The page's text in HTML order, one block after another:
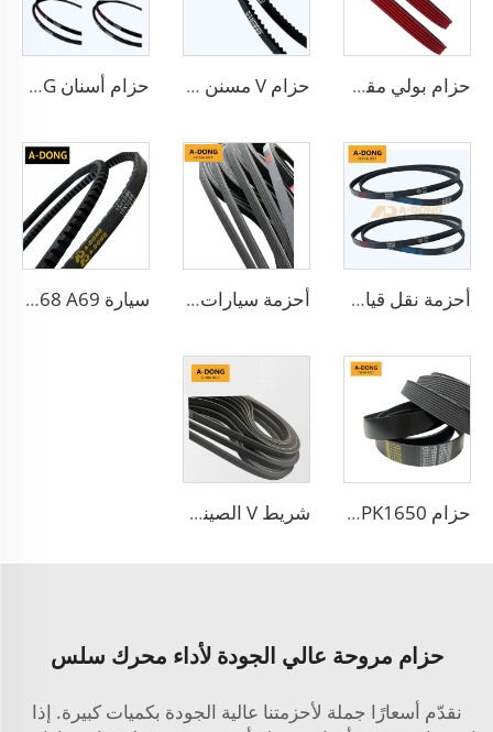
حزام بولي مقولب/5PK1173 من مادة EPDM، مناسب لمحركات السباق، عالي الجودة حزام V مسنن مطاطي للسيارات حزام أسنان A-DONG أحزمة نقل عالية الأداء
أحزمة نقل قياسية مزودة بأسنان 6PK1140 للسيارات أحزمة سيارات من مادة EPDM 8PK2895، سيور مطاطية، سيور مراوح الشاحنات 10PK سيارة A65 A66 A67 A68 A69 حزام V حزام مسنن مطاطي BX70 حزام مروحة V
حزام PK 5PK1650 لمولد السيارة حزام V ذو حواف 5PK865 شريط V الصيني لمصنع المحرك شريط 6PK2563 مشقوق PK 5PK692 شريط ناقل للرياح
حزام مروحة عالي الجودة لأداء محرك سلس
نقدّم أسعارًا جملة لأحزمتنا عالية الجودة بكميات كبيرة. إذا